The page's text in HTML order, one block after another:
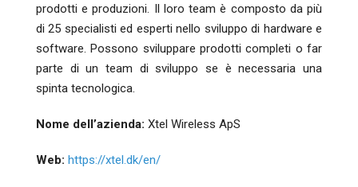
prodotti e produzioni. Il loro team è composto da più
di 25 specialisti ed esperti nello sviluppo di hardware e
software. Possono sviluppare prodotti completi o far
parte di un team di sviluppo se è necessaria una
spinta tecnologica.
Nome dell’azienda: Xtel Wireless ApS
Web: https://xtel.dk/en/